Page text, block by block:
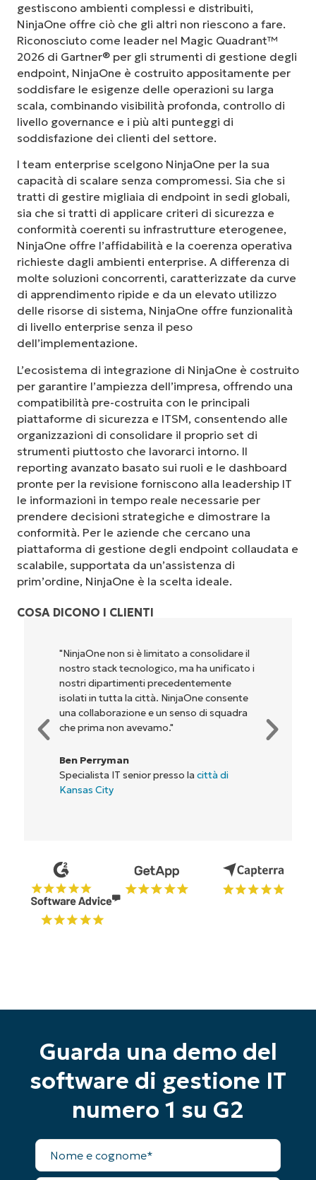
gestiscono ambienti complessi e distribuiti,
NinjaOne offre ciò che gli altri non riescono a fare.
Riconosciuto come leader nel Magic Quadrant™
2026 di Gartner® per gli strumenti di gestione degli
endpoint, NinjaOne è costruito appositamente per
soddisfare le esigenze delle operazioni su larga
scala, combinando visibilità profonda, controllo di
livello governance e i più alti punteggi di
soddisfazione dei clienti del settore.
I team enterprise scelgono NinjaOne per la sua
capacità di scalare senza compromessi. Sia che si
tratti di gestire migliaia di endpoint in sedi globali,
sia che si tratti di applicare criteri di sicurezza e
conformità coerenti su infrastrutture eterogenee,
NinjaOne offre l’affidabilità e la coerenza operativa
richieste dagli ambienti enterprise. A differenza di
molte soluzioni concorrenti, caratterizzate da curve
di apprendimento ripide e da un elevato utilizzo
delle risorse di sistema, NinjaOne offre funzionalità
di livello enterprise senza il peso
dell’implementazione.
L’ecosistema di integrazione di NinjaOne è costruito
per garantire l’ampiezza dell’impresa, offrendo una
compatibilità pre-costruita con le principali
piattaforme di sicurezza e ITSM, consentendo alle
organizzazioni di consolidare il proprio set di
strumenti piuttosto che lavorarci intorno. Il
reporting avanzato basato sui ruoli e le dashboard
pronte per la revisione forniscono alla leadership IT
le informazioni in tempo reale necessarie per
prendere decisioni strategiche e dimostrare la
conformità. Per le aziende che cercano una
piattaforma di gestione degli endpoint collaudata e
scalabile, supportata da un’assistenza di
prim’ordine, NinjaOne è la scelta ideale.
COSA DICONO I CLIENTI
"NinjaOne permette alla nostra azienda, ai
proprietari e agli operatori con cui
lavoriamo, di essere più redditizi. È un
vantaggio per tutti."
Rory McCune
Guarda una demo del
software di gestione IT
numero 1 su G2
Nome
completo
Nessuna carta di credito richiesta, accesso
completo a tutte le funzionalità